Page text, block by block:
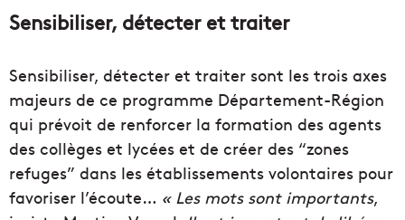
Sensibiliser, détecter et traiter
Sensibiliser, détecter et traiter sont les trois axes
majeurs de ce programme Département-Région
qui prévoit de renforcer la formation des agents
des collèges et lycées et de créer des “zones
refuges” dans les établissements volontaires pour
favoriser l’écoute… « Les mots sont importants,